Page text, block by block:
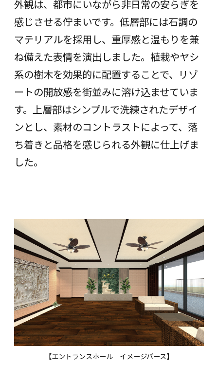
外観は、都市にいながら非日常の安らぎを
感じさせる佇まいです。低層部には石調の
マテリアルを採用し、重厚感と温もりを兼
ね備えた表情を演出しました。植栽やヤシ
系の樹木を効果的に配置することで、リゾ
ートの開放感を街並みに溶け込ませていま
す。上層部はシンプルで洗練されたデザイ
ンとし、素材のコントラストによって、落
ち着きと品格を感じられる外観に仕上げま
した。
【エントランスホール イメージパース】